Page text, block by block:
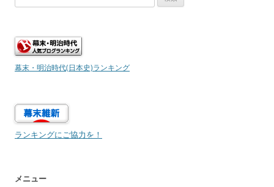
索:
幕末・明治時代(日本史)ランキング
ランキングにご協力を！
メニュー